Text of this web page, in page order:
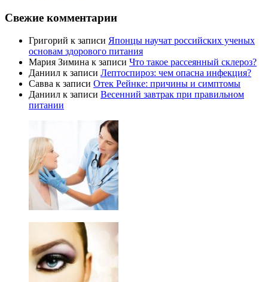
Свежие комментарии
Григорий к записи Японцы научат российских ученых
основам здорового питания
Мария Зимина к записи Что такое рассеянный склероз?
Даниил к записи Лептоспироз: чем опасна инфекция?
Савва к записи Отек Рейнке: причины и симптомы
Даниил к записи Весенний завтрак при правильном
питании